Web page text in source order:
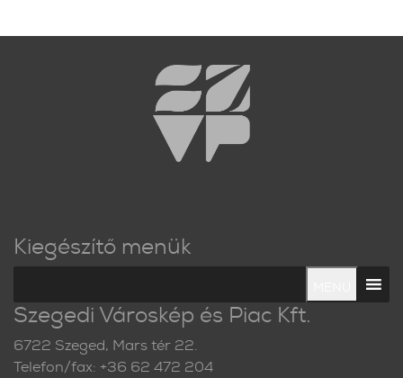
Kiegészítő menük
Szegedi Városkép és Piac Kft.
6722 Szeged, Mars tér 22.
Telefon/fax: +36 62 472 204